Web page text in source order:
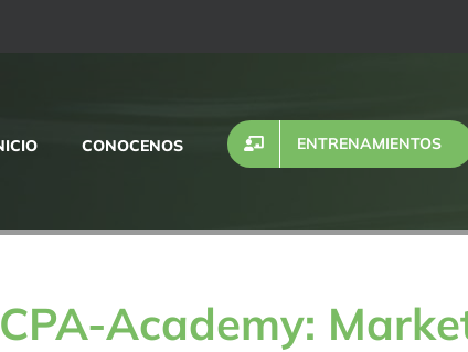
CONOCENOS ENTRENAMIENTOS
CPA-Academy: